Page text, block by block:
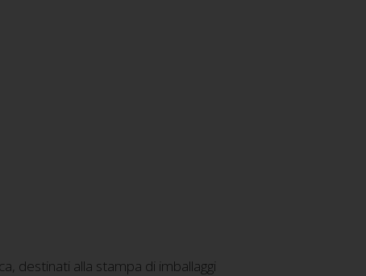
destinati alla stampa di imballaggi